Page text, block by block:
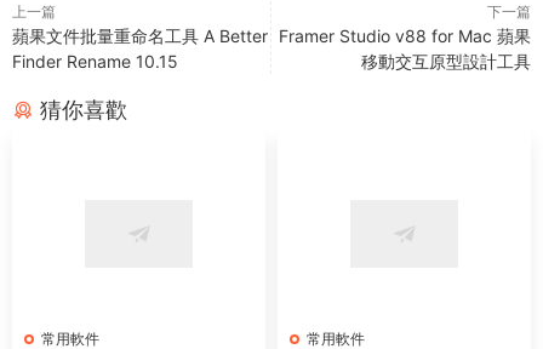
上一篇
蘋果文件批量重命名工具 A Better
Finder Rename 10.15
下一篇
Framer Studio v88 for Mac 蘋果
移動交互原型設計工具
猜你喜歡
常用軟件 常用軟件